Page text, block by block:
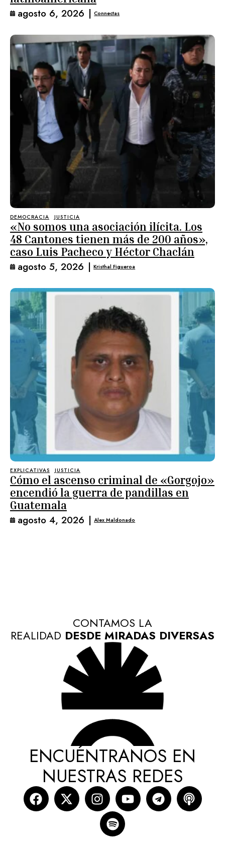
agosto 6, 2026 | Connectas
DEMOCRACIA JUSTICIA
«No somos una asociación ilícita. Los
48 Cantones tienen más de 200 años»,
caso Luis Pacheco y Héctor Chaclán
agosto 5, 2026 | Kristhal Figueroa
EXPLICATIVAS JUSTICIA
Cómo el ascenso criminal de «Gorgojo»
encendió la guerra de pandillas en
Guatemala
agosto 4, 2026 | Alex Maldonado
CONTAMOS LA
REALIDAD DESDE MIRADAS DIVERSAS
ENCUÉNTRANOS EN
NUESTRAS REDES